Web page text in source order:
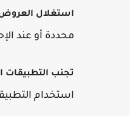
استغلال
محددة أو عند
تجنب التطبيقات
استخدام